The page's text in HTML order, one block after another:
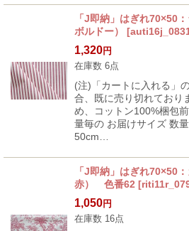
「J即納」はぎれ70×50
ボルドー）
[
1,320円
在庫数 6点
(注)「カートに入れる」
合、既に売り切れており
め、コットン100%梱包
量毎の お届けサイズ 数
50cm…
「J即納」はぎれ70×50
赤） 色番62 [
1,050円
在庫数 16点